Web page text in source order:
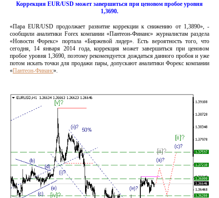
Коррекция EUR/USD может завершиться при ценовом пробое уровня
1,3690.
«Пара EUR/USD продолжает развитие коррекции к снижению от 1,3890», -
сообщили аналитики Forex компании «Пантеон-Финанс» журналистам раздела
«Новости Форекс» портала «Биржевой лидер». Есть вероятность того, что
сегодня, 14 января 2014 года, коррекция может завершиться при ценовом
пробое уровня 1,3690, поэтому рекомендуется дождаться данного пробоя и уже
потом искать точки для продажи пары, допускают аналитики Форекс компании
«Пантеон-Финанс».